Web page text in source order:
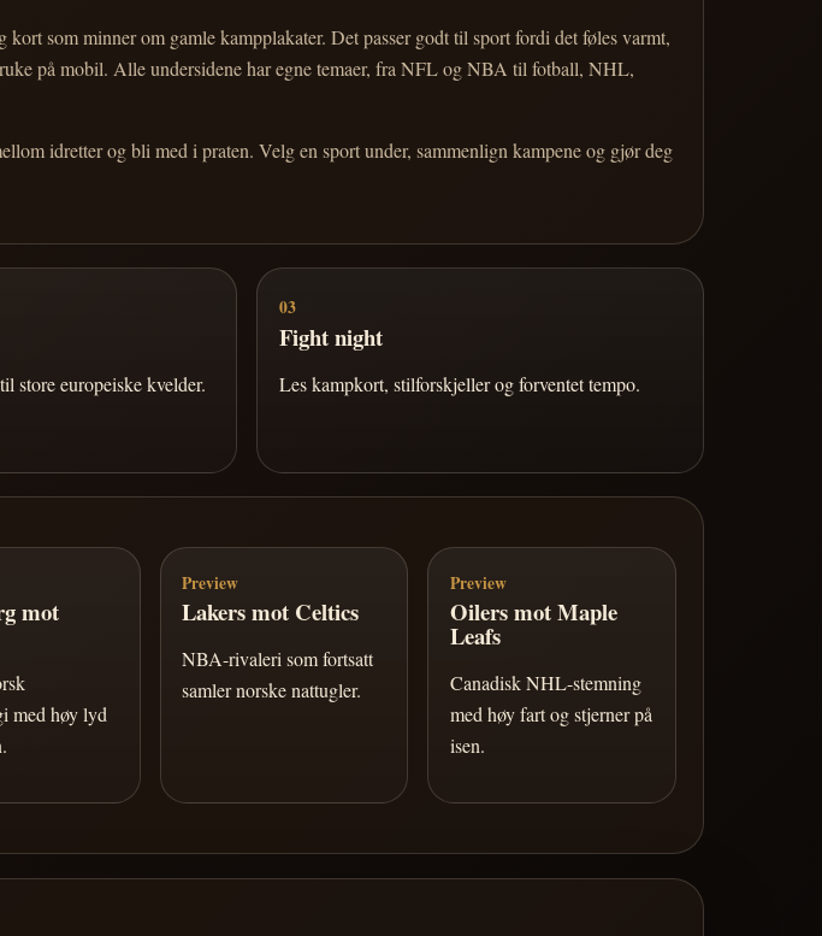
som minner om gamle kampplakater. Det passer godt til sport fordi det føles varmt,
på mobil. Alle undersidene har egne temaer, fra NFL og NBA til fotball, NHL,
idretter og bli med i praten. Velg en sport under, sammenlign kampene og gjør deg
store europeiske kvelder.
03
Fight night
Les kampkort, stilforskjeller og forventet tempo.
mot
med høy lyd
Preview
Lakers mot Celtics
NBA-rivaleri som fortsatt
samler norske nattugler.
Preview
Oilers mot Maple
Leafs
Canadisk NHL-stemning
med høy fart og stjerner på
isen.